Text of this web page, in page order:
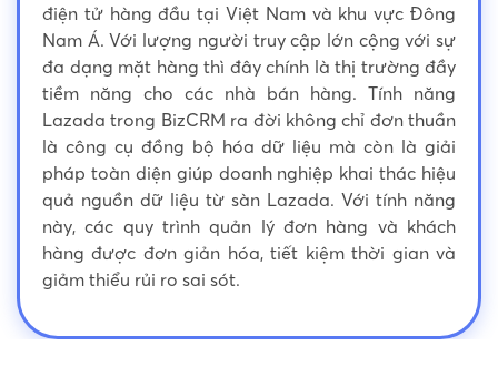
điện tử hàng đầu tại Việt Nam và khu vực Đông
Nam Á. Với lượng người truy cập lớn cộng với sự
đa dạng mặt hàng thì đây chính là thị trường đầy
tiềm năng cho các nhà bán hàng. Tính năng
Lazada trong BizCRM ra đời không chỉ đơn thuần
là công cụ đồng bộ hóa dữ liệu mà còn là giải
pháp toàn diện giúp doanh nghiệp khai thác hiệu
quả nguồn dữ liệu từ sàn Lazada. Với tính năng
này, các quy trình quản lý đơn hàng và khách
hàng được đơn giản hóa, tiết kiệm thời gian và
giảm thiểu rủi ro sai sót.